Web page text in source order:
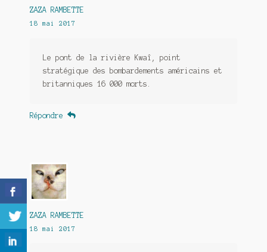
ZAZA RAMBETTE
18 mai 2017
Le pont de la rivière Kwaî, point
stratégique des bombardements américains et
britanniques 16 000 morts.
Répondre
ZAZA RAMBETTE
18 mai 2017